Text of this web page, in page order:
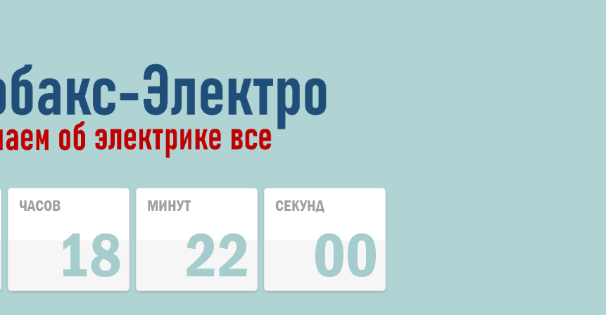
ЧАСОВ
18
МИНУТ
22
СЕКУНД
00